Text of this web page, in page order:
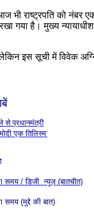
भी राष्ट्रपति को नंबर
रखा गया है। मुख्य
इस सूची में विवेक
से प्रधानमंत्री
'एक तिलिस्म'
समय / डिजी न्यूज़ (बातचीत)
समय (मुद्दे की बात)